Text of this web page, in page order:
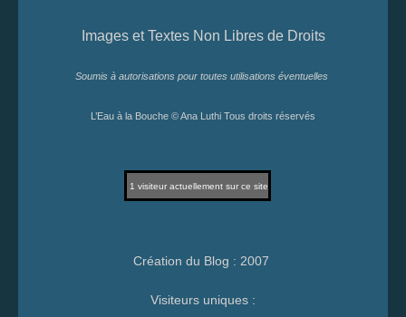
Images et Textes Non Libres de Droits
Soumis à autorisations pour toutes utilisations éventuelles
L’Eau à la Bouche © Ana Luthi Tous droits réservés
1 visiteur actuellement sur ce site
Création du Blog : 2007
Visiteurs uniques :